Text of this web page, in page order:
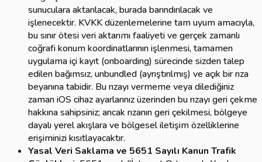
sunuculara aktarılacak, burada barındırılacak ve
işlenecektir. KVKK düzenlemelerine tam uyum amacıyla,
bu sınır ötesi veri aktarımı faaliyeti ve gerçek zamanlı
coğrafi konum koordinatlarının işlenmesi, tamamen
uygulama içi kayıt (onboarding) sürecinde sizden talep
edilen bağımsız, unbundled (ayrıştırılmış) ve açık bir rıza
beyanına tabidir. Bu rızayı vermeme veya dilediğiniz
zaman iOS cihaz ayarlarınız üzerinden bu rızayı geri çekme
hakkına sahipsiniz; ancak rızanın geri çekilmesi, bölgeye
dayalı yerel akışlara ve bölgesel iletişim özelliklerine
erişiminizi kısıtlayacaktır.
Yasal Veri Saklama ve 5651 Sayılı Kanun Trafik